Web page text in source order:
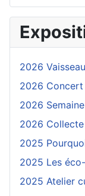
2026
2026 Concert
2026
2026
2025
2025 Les
2025 Atelier